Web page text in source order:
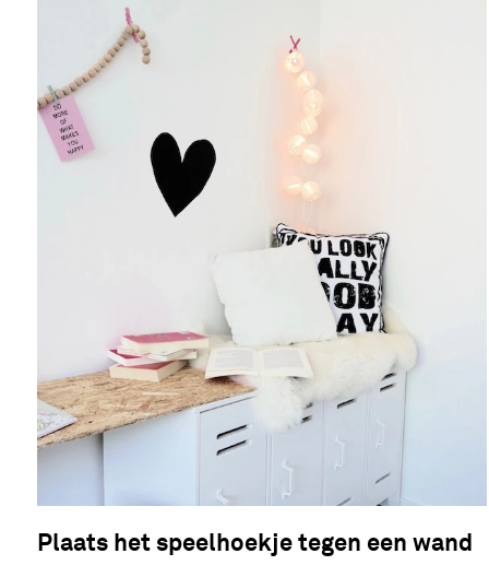
Plaats het speelhoekje tegen een wand